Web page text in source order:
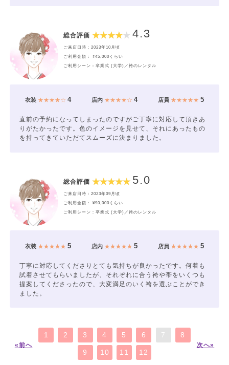
総合評価 4.3
ご来店日時：2023年10月頃
ご利用金額： ¥45,000くらい
ご利用シーン：卒業式 (大学)／袴のレンタル
衣装★★★★☆ 4 店内★★★★☆ 4 店員 ★★★★★5
直前の予約になってしまったのですがご丁寧に対応して頂きあ
りがたかったです。色のイメージを見せて、それにあったもの
を持ってきていただてスムーズに決まりました。
総合評価 5.0
ご来店日時：2023年09月頃
ご利用金額： ¥90,000くらい
ご利用シーン：卒業式 (大学)／袴のレンタル
衣装★★★★★ 5 店内★★★★★ 5 店員 ★★★★★5
丁寧に対応してくださりとても気持ちが良かったです。何着も
試着させてもらいましたが、それぞれに合う袴や帯をいくつも
提案してくださったので、大変満足のいく袴を選ぶことができ
ました。
«前へ
1 2 3 4 5 6 7 8
9 10 11 12
次へ»